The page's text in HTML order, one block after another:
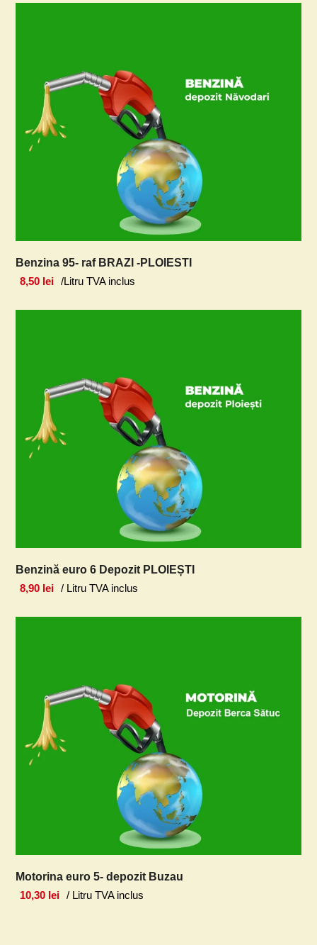
Benzina 95- raf BRAZI -PLOIESTI
8,50 lei /Litru TVA inclus
Benzină euro 6 Depozit PLOIEȘTI
8,90 lei / Litru TVA inclus
Motorina euro 5- depozit Buzau
10,30 lei / Litru TVA inclus